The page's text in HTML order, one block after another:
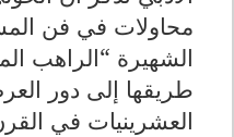
محاولات في فن
الشهيرة “الراهب
طريقها إلى دور
العشرينيات في